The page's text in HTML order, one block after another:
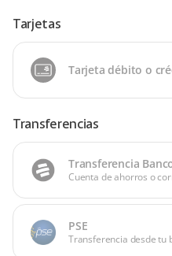
Tarjetas
Tarjeta débito o
Transferencias
Transferencia
Cuenta de ahorros o
PSE
Transferencia desde tu